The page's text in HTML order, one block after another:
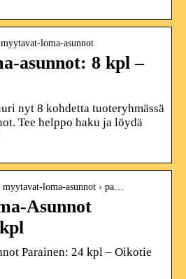
loma-asunnot
asunnot: 8 kpl –
nyt 8 kohdetta tuoteryhmässä
Tee helppo haku ja löydä
loma-asunnot › pa…
Asunnot
Parainen: 24 kpl – Oikotie